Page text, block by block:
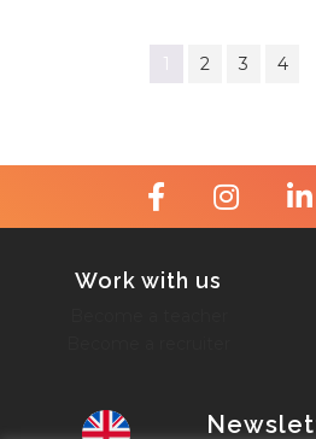
1 2 3 4
Work with us